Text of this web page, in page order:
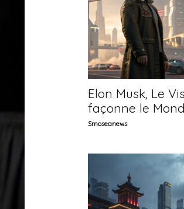
Elon Musk, Le
façonne le
Smoseanews